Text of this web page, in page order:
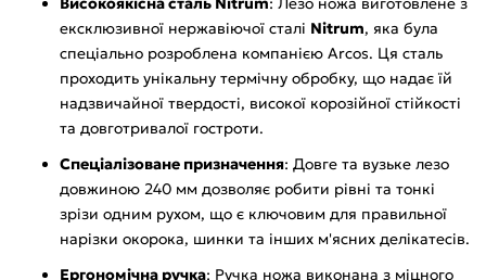
ексклюзивної нержавіючої сталі Nitrum, яка була
спеціально розроблена компанією Arcos. Ця сталь
проходить унікальну термічну обробку, що надає їй
надзвичайної твердості, високої корозійної стійкості
та довготривалої гостроти.
Спеціалізоване призначення: Довге та вузьке лезо
довжиною 240 мм дозволяє робити рівні та тонкі
зрізи одним рухом, що є ключовим для правильної
нарізки окорока, шинки та інших м'ясних делікатесів.
Ергономічна ручка: Ручка ножа виконана з міцного